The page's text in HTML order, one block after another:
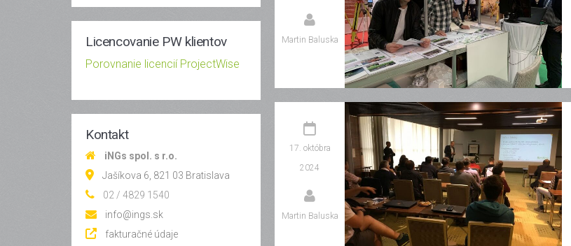
Licencovanie PW klientov
Porovnanie licencií ProjectWise
Kontakt
iNGs spol. s r.o.
Jašíkova 6, 821 03 Bratislava
02 / 4829 1540
info@ings.sk
fakturačné údaje
Martin Baluska
17. októbra
2024
Martin Baluska